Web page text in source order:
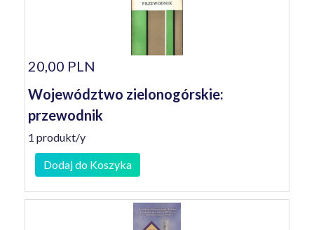
20,00 PLN
Województwo zielonogórskie:
przewodnik
1 produkt/y
Dodaj do Koszyka